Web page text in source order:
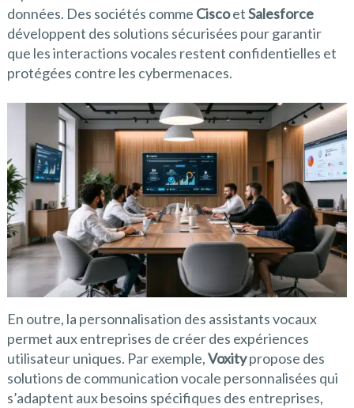
données. Des sociétés comme CiscoetSalesforce
développent des solutions sécurisées pour garantir
que les interactions vocales restent confidentielles et
protégées contre les cybermenaces.
En outre, la personnalisation des assistants vocaux
permet aux entreprises de créer des expériences
utilisateur uniques. Par exemple,Voxitypropose des
solutions de communication vocale personnalisées qui
s’adaptent aux besoins spécifiques des entreprises,